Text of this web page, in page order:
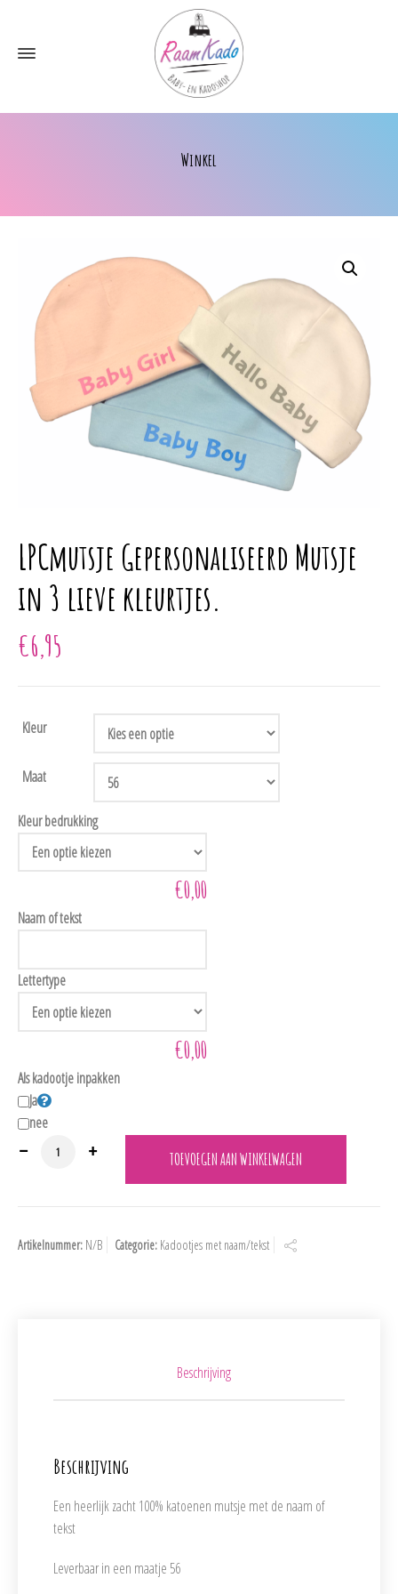
Winkel
LPCmutsje Gepersonaliseerd Mutsje
in 3 lieve kleurtjes.
€6,95
Kleur
Maat
Kleur bedrukking
€0,00
Naam of tekst
Lettertype
€0,00
Als kadootje inpakken
Ja
nee
LPCmutsje Gepersonaliseerd Mutsje in 3 lieve kleurtjes. aantal
TOEVOEGEN AAN WINKELWAGEN
Artikelnummer: N/B Categorie: Kadootjes met naam/tekst
Beschrijving
Beschrijving
Een heerlijk zacht 100% katoenen mutsje met de naam of
tekst
Leverbaar in een maatje 56